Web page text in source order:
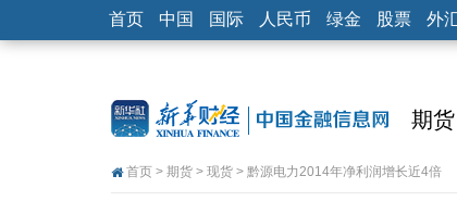
首页 中国 国际 人民币 绿金 股票 外
期货
首页 > 期货 > 现货 > 黔源电力2014年净利润增长近4倍